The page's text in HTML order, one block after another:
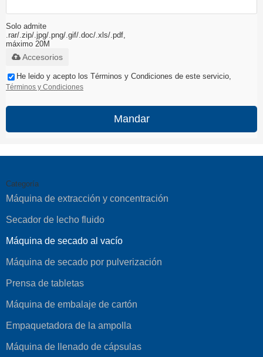
Solo admite
.rar/.zip/.jpg/.png/.gif/.doc/.xls/.pdf,
máximo 20M
Accesorios
He leido y acepto los Términos y Condiciones de este servicio,
Términos y Condiciones
Mandar
Categoría
Máquina de extracción y concentración
Secador de lecho fluido
Máquina de secado al vacío
Máquina de secado por pulverización
Prensa de tabletas
Máquina de embalaje de cartón
Empaquetadora de la ampolla
Máquina de llenado de cápsulas